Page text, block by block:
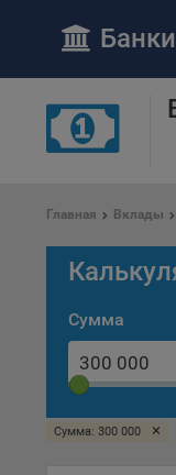
Банки
Главная Вклады
Сумма
Сумма: 300 000 ×